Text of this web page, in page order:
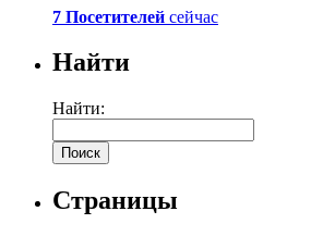
7 Посетителей сейчас
Найти
Найти:
Страницы